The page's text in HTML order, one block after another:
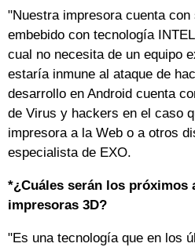
"Nuestra impresora cuenta
embebido con tecnología
cual no necesita de un equipo
estaría inmune al ataque de
desarrollo en Android cuenta
de Virus y hackers en el caso
impresora a la Web o a otros
especialista de EXO.
*¿Cuáles serán los próximos
impresoras 3D?
"Es una tecnología que en los